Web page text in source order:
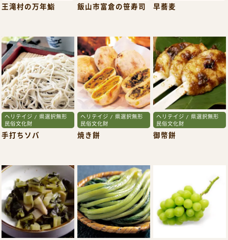
王滝村の万年鮨 飯山市富倉の笹寿司 早蕎麦
ヘリテイジ / 県選択無形
民俗文化財
手打ちソバ
ヘリテイジ / 県選択無形
民俗文化財
焼き餅
ヘリテイジ / 県選択無形
民俗文化財
御幣餅